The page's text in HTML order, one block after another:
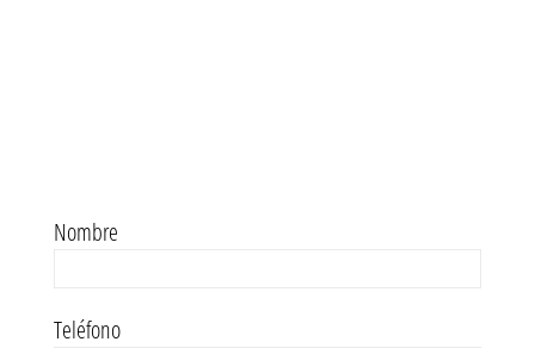
Nombre
Teléfono